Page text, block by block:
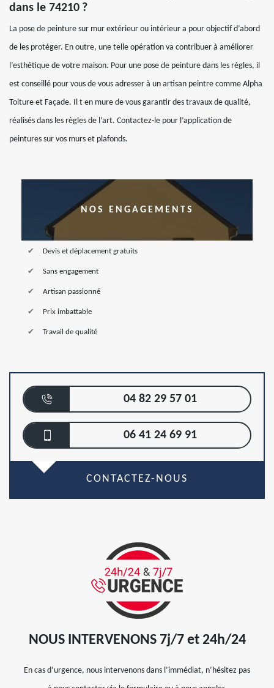
dans le 74210 ?
La pose de peinture sur mur extérieur ou intérieur a pour objectif d’abord
de les protéger. En outre, une telle opération va contribuer à améliorer
l’esthétique de votre maison. Pour une pose de peinture dans les règles, il
est conseillé pour vous de vous adresser à un artisan peintre comme Alpha
Toiture et Façade. Il t en mure de vous garantir des travaux de qualité,
réalisés dans les règles de l’art. Contactez-le pour l’application de
peintures sur vos murs et plafonds.
NOS ENGAGEMENTS
Devis et déplacement gratuits
Sans engagement
Artisan passionné
Prix imbattable
Travail de qualité
04 82 29 57 01
06 41 24 69 91
CONTACTEZ-NOUS
NOUS INTERVENONS 7j/7 et 24h/24
En cas d’urgence, nous intervenons dans l’immédiat, n’hésitez pas